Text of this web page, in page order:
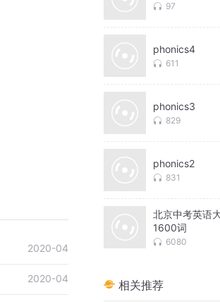
2020-04
2020-04
97
phonics4
611
phonics3
829
phonics2
831
北京中考英语
1600词
6080
相关推荐